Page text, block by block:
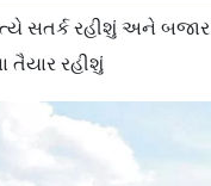
સતર્ક રહીશું અને બજાર
તૈયાર રહીશું